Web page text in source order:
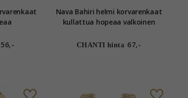
56,-
Nava Bahiri helmi korvarenkaat
kullattua hopeaa valkoinen
CHANTI hinta 67,-